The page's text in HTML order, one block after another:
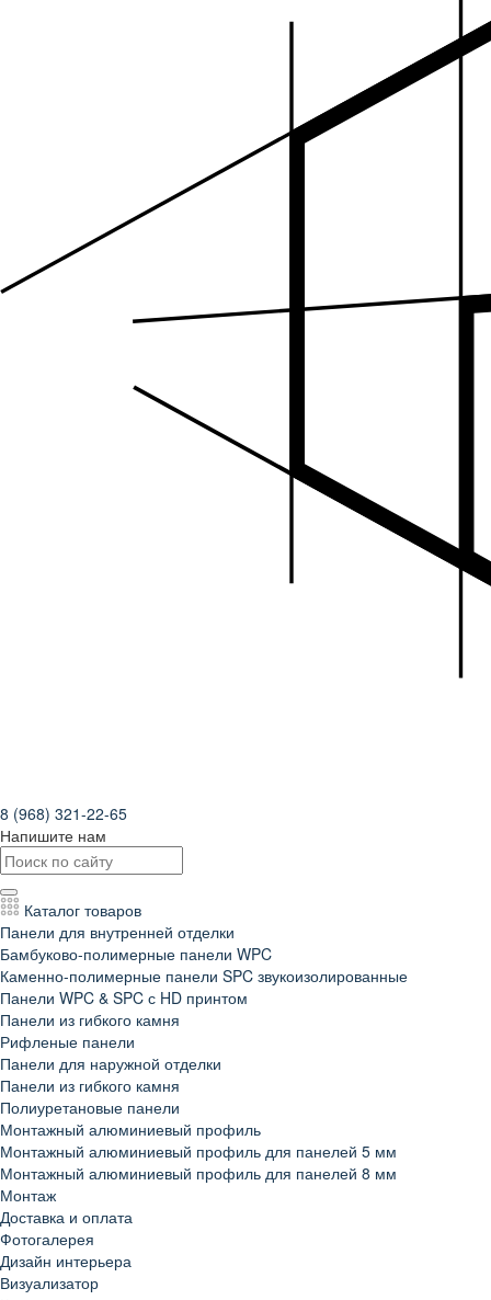
8 (968) 321-22-65
Напишите нам
Каталог товаров
Панели для внутренней отделки
Бамбуково-полимерные панели WPC
Каменно-полимерные панели SPC звукоизолированные
Панели WPC & SPC с HD принтом
Панели из гибкого камня
Рифленые панели
Панели для наружной отделки
Панели из гибкого камня
Полиуретановые панели
Монтажный алюминиевый профиль
Монтажный алюминиевый профиль для панелей 5 мм
Монтажный алюминиевый профиль для панелей 8 мм
Монтаж
Доставка и оплата
Фотогалерея
Дизайн интерьера
Визуализатор